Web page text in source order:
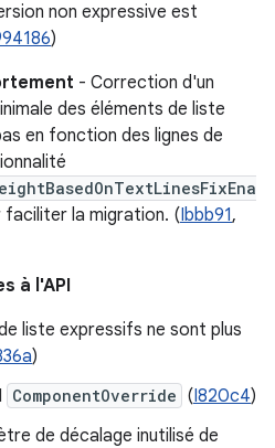
non expressive est
)
- Correction d'un
des éléments de liste
en fonction des lignes de
la migration. (Ibbb91,
à l'API
liste expressifs ne sont plus
)
ComponentOverride (I820c4)
de décalage inutilisé de